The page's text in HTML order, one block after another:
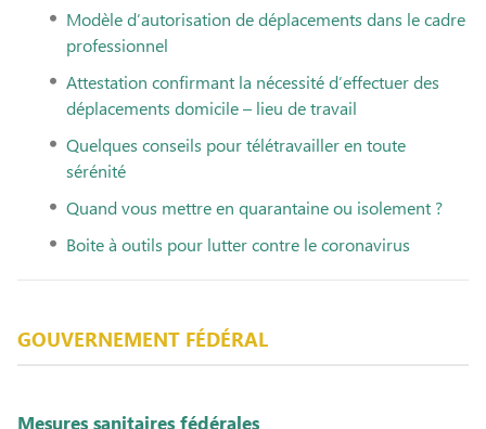
Modèle d’autorisation de déplacements dans le cadre
professionnel
Attestation confirmant la nécessité d’effectuer des
déplacements domicile – lieu de travail
Quelques conseils pour télétravailler en toute
sérénité
Quand vous mettre en quarantaine ou isolement ?
Boite à outils pour lutter contre le coronavirus
GOUVERNEMENT FÉDÉRAL
Mesures sanitaires fédérales